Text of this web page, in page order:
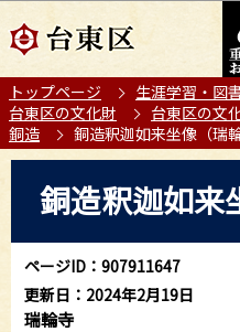
の
ー
ジ
の
このペー
トップページ 生涯学習・図
台東区の文化財
台東区の文
銅造
銅造釈迦如来坐像（瑞輪
か
ら
銅造釈迦如来
ページID：907911647
更新日：2024年2月19日
瑞輪寺